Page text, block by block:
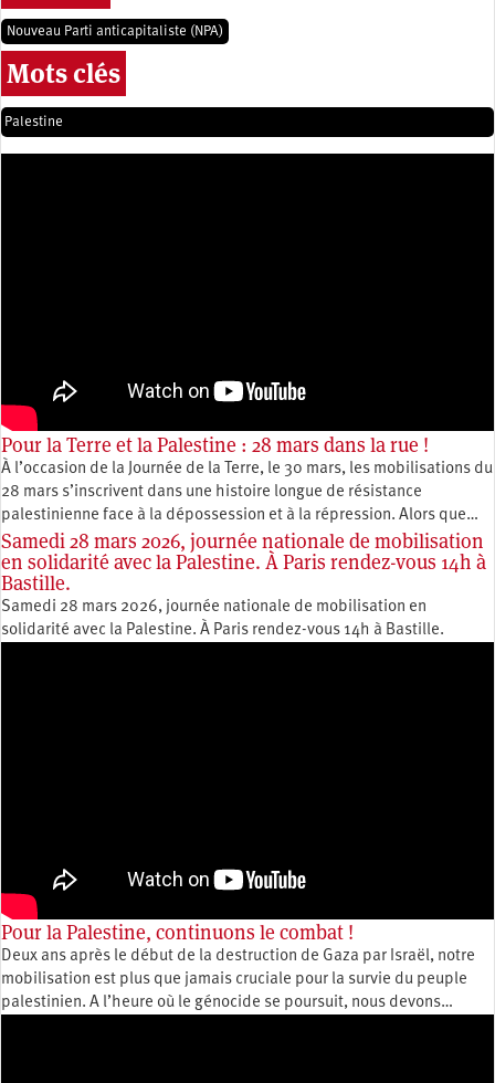
Nouveau Parti anticapitaliste (NPA)
Mots clés
Palestine
Pour la Terre et la Palestine : 28 mars dans la rue !
À l’occasion de la Journée de la Terre, le 30 mars, les mobilisations du
28 mars s’inscrivent dans une histoire longue de résistance
palestinienne face à la dépossession et à la répression. Alors que…
Samedi 28 mars 2026, journée nationale de mobilisation
en solidarité avec la Palestine. À Paris rendez-vous 14h à
Bastille.
Samedi 28 mars 2026, journée nationale de mobilisation en
solidarité avec la Palestine. À Paris rendez-vous 14h à Bastille.
Pour la Palestine, continuons le combat !
Deux ans après le début de la destruction de Gaza par Israël, notre
mobilisation est plus que jamais cruciale pour la survie du peuple
palestinien. A l’heure où le génocide se poursuit, nous devons…